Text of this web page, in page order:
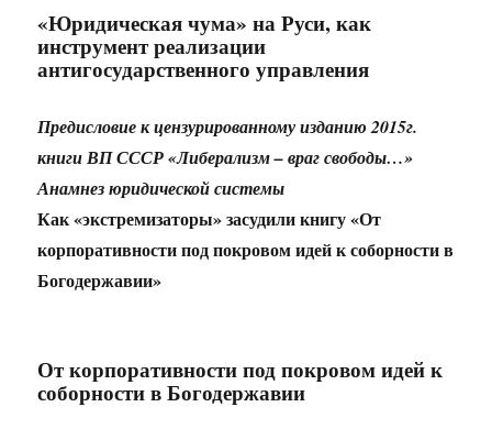
«Юридическая чума» на Руси, как
инструмент реализации
антигосударственного управления
Предисловие к цензурированному изданию 2015г.
книги ВП СССР «Либерализм – враг свободы…»
Анамнез юридической системы
Как «экстремизаторы» засудили книгу «От
корпоративности под покровом идей к соборности в
Богодержавии»
От корпоративности под покровом идей к
соборности в Богодержавии